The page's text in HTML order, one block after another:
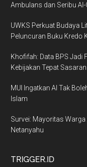
Ambulans dan Seribu Al-
UWKS Perkuat Budaya
Peluncuran Buku Kredo
Khofifah: Data BPS Jadi
Kebijakan Tepat Sasaran
MUI Ingatkan AI Tak
Islam
Survei: Mayoritas
Netanyahu
TRIGGER.ID